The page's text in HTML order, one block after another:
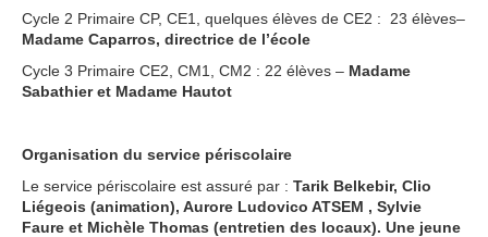
Cycle 2 Primaire CP, CE1, quelques élèves de CE2 : 23 élèves–
Madame Caparros, directrice de l’école
Cycle 3 Primaire CE2, CM1, CM2 : 22 élèves – Madame
Sabathier et Madame Hautot
Organisation du service périscolaire
Le service périscolaire est assuré par : Tarik Belkebir, Clio
Liégeois (animation), Aurore Ludovico ATSEM , Sylvie
Faure et Michèle Thomas (entretien des locaux). Une jeune